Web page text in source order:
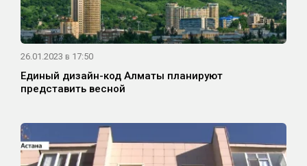
26.01.2023 в 17:50
Единый дизайн-код Алматы планируют
представить весной